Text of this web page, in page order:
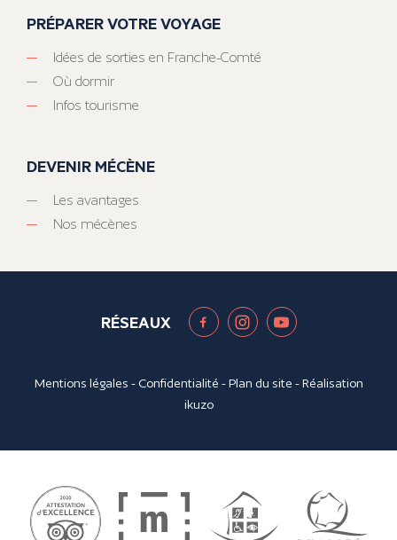
PRÉPARER VOTRE VOYAGE
Idées de sorties en Franche-Comté
Où dormir
Infos tourisme
DEVENIR MÉCÈNE
Les avantages
Nos mécènes
RÉSEAUX
Mentions légales - Confidentialité -Plan du site - Réalisation
ikuzo